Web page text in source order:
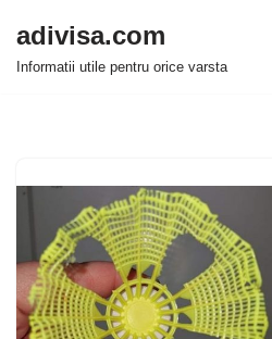
Sari
adivisa.com
Informatii utile pentru orice varsta